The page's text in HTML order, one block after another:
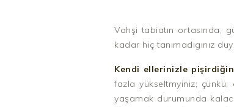
Vahşi tabiatın ortasında,
kadar hiç tanımadıgınız
Kendi ellerinizle
fazla yükseltmyiniz;
yaşamak durumunda